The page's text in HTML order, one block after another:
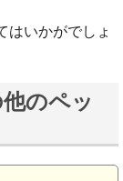
はいかがでしょ
のペッ